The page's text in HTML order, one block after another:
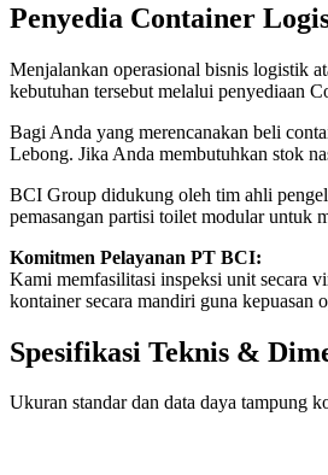
Penyedia Container
Menjalankan operasional bisnis logistik
kebutuhan tersebut melalui penyediaan
Bagi Anda yang merencanakan beli
Lebong. Jika Anda membutuhkan stok
BCI Group didukung oleh tim ahli
pemasangan partisi toilet modular untuk
Komitmen Pelayanan PT BCI:
Kami memfasilitasi inspeksi unit secara
kontainer secara mandiri guna kepuasan
Spesifikasi Teknis &
Ukuran standar dan data daya tampung